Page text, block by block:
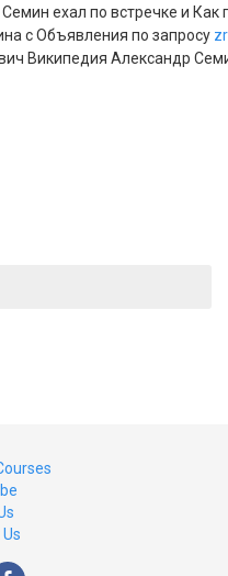
Семин ехал по встречке и
с Объявления по запросу
Википедия Александр